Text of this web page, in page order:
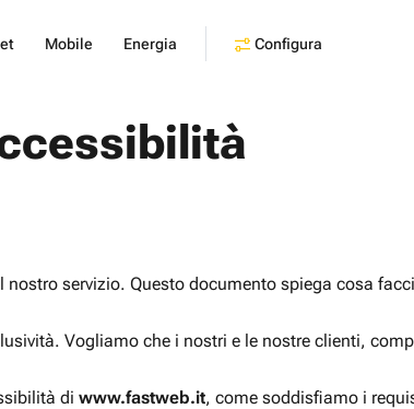
Mobile Energia Configura
servizio. Questo documento spiega cosa
Vogliamo che i nostri e le nostre clienti,
di www.fastweb.it, come soddisfiamo i